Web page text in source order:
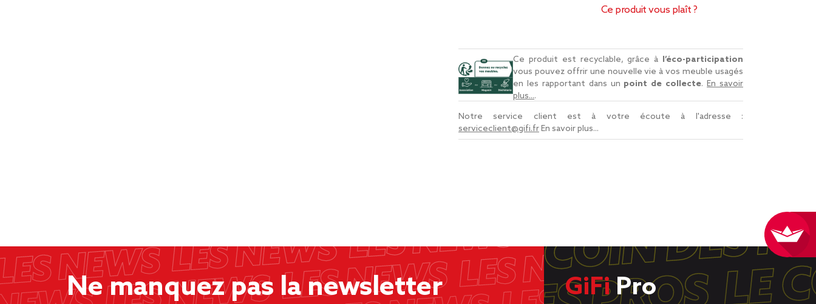
Ce produit vous plaît ?
Ce produit est recyclable, grâce à l’éco-participation
vous pouvez offrir une nouvelle vie à vos meuble usagés
en les rapportant dans un point de collecte.En savoir
plus....
Notre service client est à votre écoute à l'adresse :
serviceclient@gifi.frEn savoir plus...
Ne manquez pas la newsletter
GiFiPro